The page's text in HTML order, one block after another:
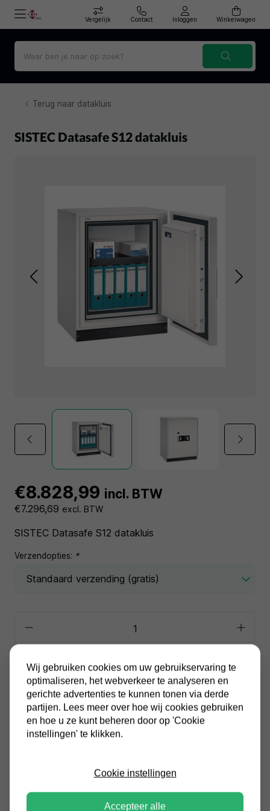
Vergelijk Contact Inloggen Winkelwagen
Terug naar datakluis
SISTEC Datasafe S12 datakluis
€8.828,99 incl. BTW
€7.296,69 excl. BTW
SISTEC Datasafe S12 datakluis
Verzendopties: *
In winkelwagen
Alle prijzen zijn inclusief BTW
Altijd gratis verzending
Productinformatie
Wij gebruiken cookies om uw gebruikservaring te
optimaliseren, het webverkeer te analyseren en
gerichte advertenties te kunnen tonen via derde
partijen. Lees meer over hoe wij cookies gebruiken
en hoe u ze kunt beheren door op 'Cookie
instellingen' te klikken.
Cookie instellingen
Accepteer alle